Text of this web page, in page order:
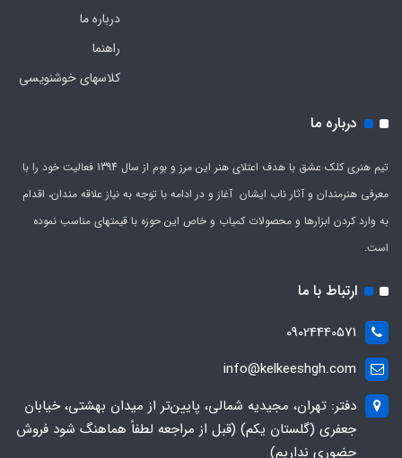
درباره ما
راهنما
کلاسهای خوشنویسی
درباره ما
تیم هنری کلک عشق با هدف اعتلای هنر این مرز و بوم از سال 1394 فعالیت خود را با
معرفی هنرمندان و آثار ناب ایشان آغاز و در ادامه با توجه به نیاز علاقه مندان، اقدام
به وارد کردن ابزارها و محصولات کمیاب و خاص این حوزه با قیمتهای مناسب نموده
است.
ارتباط با ما
09024440571
info@kelkeeshgh.com
دفتر: تهران، مجیدیه شمالی، پایین‌تر از میدان بهشتی، خیابان
جعفری (گلستان یکم) (قبل از مراجعه لطفاً هماهنگ شود فروش
حضوری نداریم)